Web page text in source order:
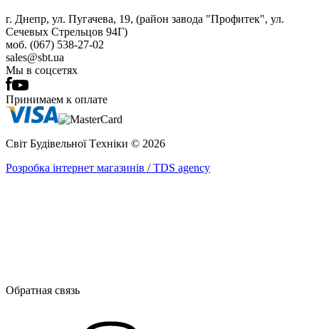
г. Днепр, ул. Пугачева, 19, (район завода "Профитек", ул.
Сечевых Стрельцов 94Г)
моб. (067) 538-27-02
sales@sbt.ua
Мы в соцсетях
Принимаем к оплате
Світ Будівельної Tехніки © 2026
Розробка інтернет магазинів / TDS agency
Обратная связь